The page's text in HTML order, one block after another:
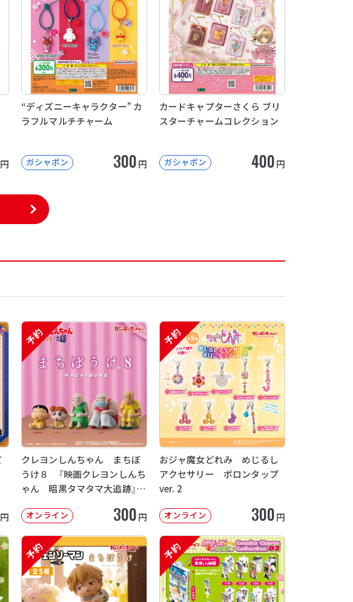
円
“ディズニーキャラクター” カ
ラフルマルチチャーム
ガシャポン 300円
カードキャプターさくら ブリ
スターチャームコレクション
ガシャポン 400円
円
予約
クレヨンしんちゃん まちぼ
うけ８ 『映画クレヨンしんち
ゃん 暗黒タマタマ大追跡』
オンライン 300円
予約
おジャ魔女どれみ めじるし
アクセサリー ポロンタップ
ver. 2
オンライン 300円
予約 予約